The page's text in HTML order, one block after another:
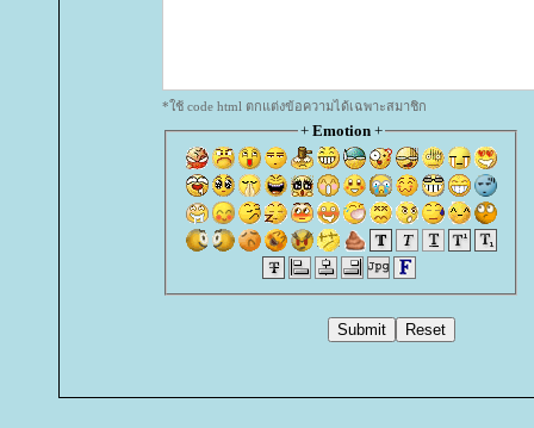
*ใช้ code html ตกแต่งข้อความได้เฉพาะสมาชิก
+ Emotion+